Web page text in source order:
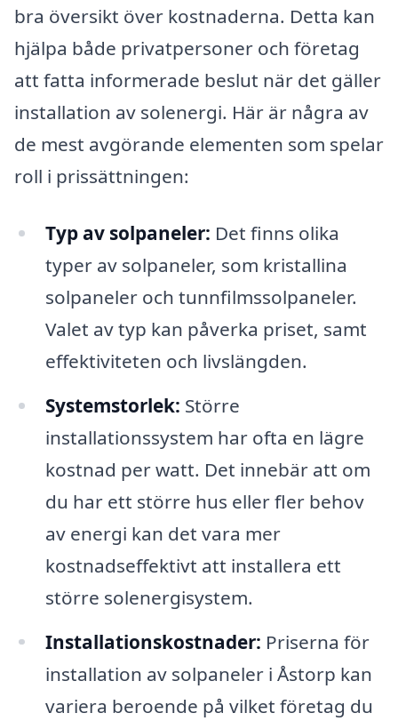
bra översikt över kostnaderna. Detta kan
hjälpa både privatpersoner och företag
att fatta informerade beslut när det gäller
installation av solenergi. Här är några av
de mest avgörande elementen som spelar
roll i prissättningen:
Typ av solpaneler: Det finns olika
typer av solpaneler, som kristallina
solpaneler och tunnfilmssolpaneler.
Valet av typ kan påverka priset, samt
effektiviteten och livslängden.
Systemstorlek: Större
installationssystem har ofta en lägre
kostnad per watt. Det innebär att om
du har ett större hus eller fler behov
av energi kan det vara mer
kostnadseffektivt att installera ett
större solenergisystem.
Installationskostnader: Priserna för
installation av solpaneler i Åstorp kan
variera beroende på vilket företag du